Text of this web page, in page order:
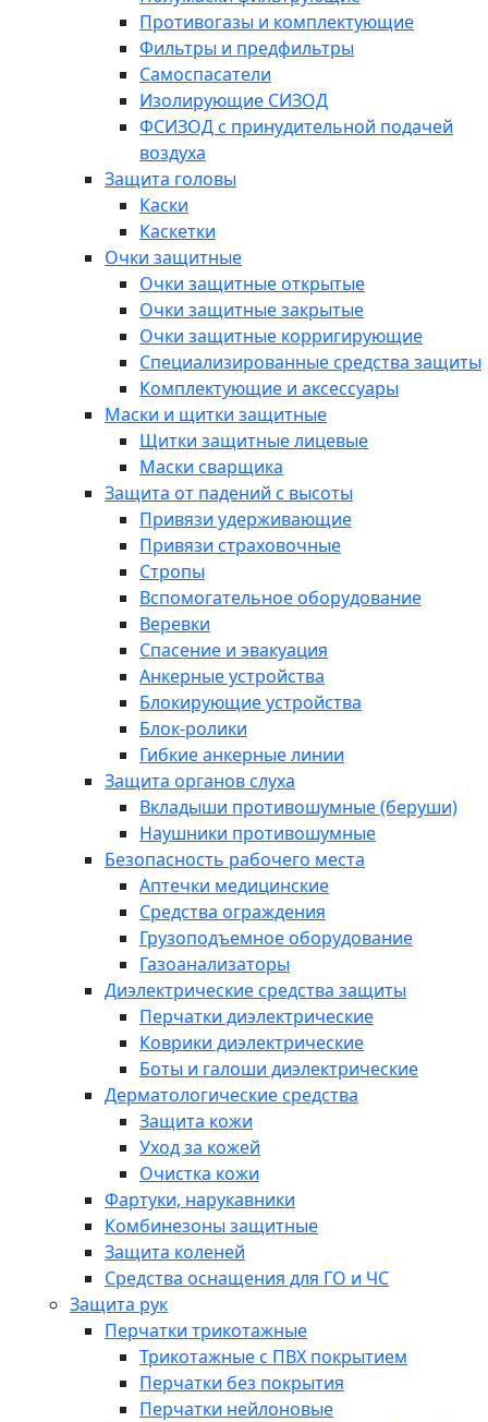
Противогазы и комплектующие
Фильтры и предфильтры
Самоспасатели
Изолирующие СИЗОД
ФСИЗОД с принудительной подачей
воздуха
Защита головы
Каски
Каскетки
Очки защитные
Очки защитные открытые
Очки защитные закрытые
Очки защитные корригирующие
Специализированные средства защиты
Комплектующие и аксессуары
Маски и щитки защитные
Щитки защитные лицевые
Маски сварщика
Защита от падений с высоты
Привязи удерживающие
Привязи страховочные
Стропы
Вспомогательное оборудование
Веревки
Спасение и эвакуация
Анкерные устройства
Блокирующие устройства
Блок-ролики
Гибкие анкерные линии
Защита органов слуха
Вкладыши противошумные (беруши)
Наушники противошумные
Безопасность рабочего места
Аптечки медицинские
Средства ограждения
Грузоподъемное оборудование
Газоанализаторы
Диэлектрические средства защиты
Перчатки диэлектрические
Коврики диэлектрические
Боты и галоши диэлектрические
Дерматологические средства
Защита кожи
Уход за кожей
Очистка кожи
Фартуки, нарукавники
Комбинезоны защитные
Защита коленей
Средства оснащения для ГО и ЧС
Защита рук
Перчатки трикотажные
Трикотажные с ПВХ покрытием
Перчатки без покрытия
Перчатки нейлоновые